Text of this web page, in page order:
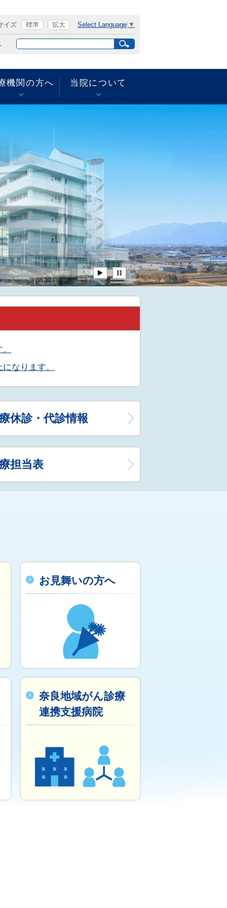
イズ 標準 拡大 Select Language ▼
内
検
索
病院への交通
機関の方へ
について
当院について
病院への交通
ＱＩ（クオリティ・イン
ディケーター：医療の質
の公表）プロジェクトに
ついて
当院ロゴマークについて
なります。
休診・代診情報
担当表
お見舞いの方へ
奈良地域がん診療
連携支援病院